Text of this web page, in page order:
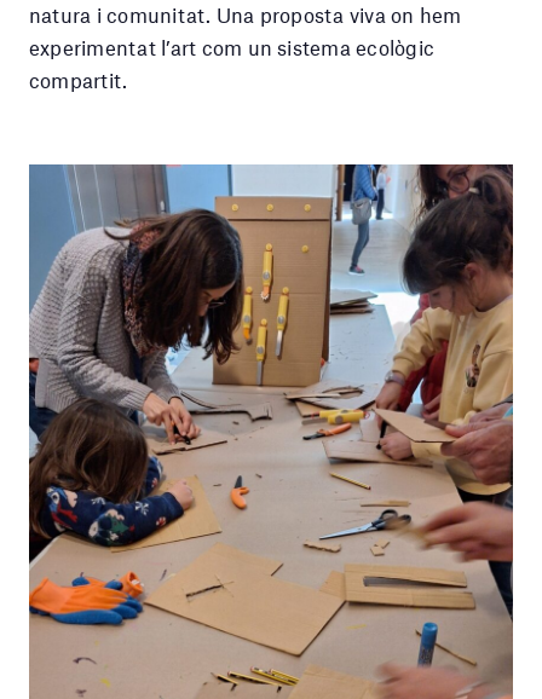
natura i comunitat. Una proposta viva on hem
experimentat l’art com un sistema ecològic
compartit.